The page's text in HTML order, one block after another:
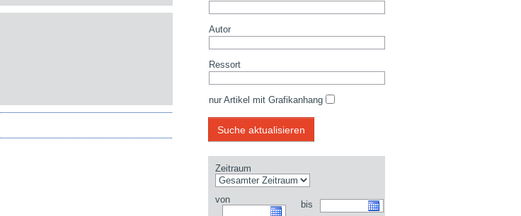
Autor
Ressort
nur Artikel mit Grafikanhang
Zeitraum
von bis